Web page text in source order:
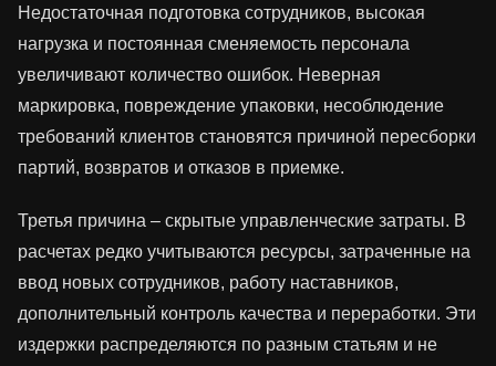
Недостаточная подготовка сотрудников, высокая
нагрузка и постоянная сменяемость персонала
увеличивают количество ошибок. Неверная
маркировка, повреждение упаковки, несоблюдение
требований клиентов становятся причиной пересборки
партий, возвратов и отказов в приемке.
Третья причина – скрытые управленческие затраты. В
расчетах редко учитываются ресурсы, затраченные на
ввод новых сотрудников, работу наставников,
дополнительный контроль качества и переработки. Эти
издержки распределяются по разным статьям и не